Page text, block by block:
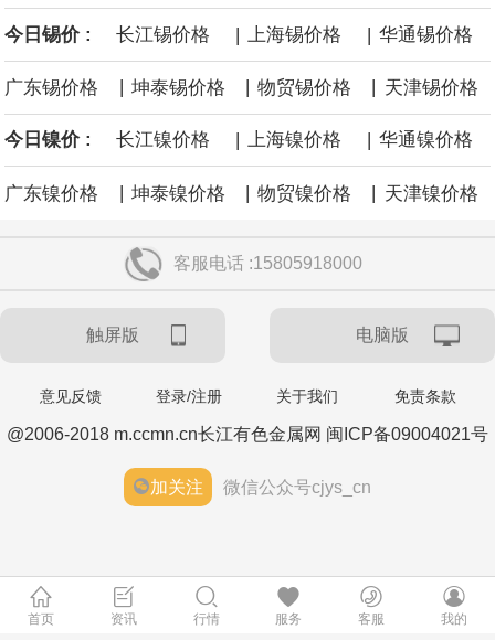
今日锡价 : 长江锡价格 | 上海锡价格 | 华通锡价格
广东锡价格 坤泰锡价格 物贸锡价格 天津锡价格
今日镍价 : 长江镍价格 | 上海镍价格 | 华通镍价格
广东镍价格 | 坤泰镍价格 | 物贸镍价格 | 天津镍价格
客服电话 :15805918000
触屏版 电脑版
意见反馈 登录/注册 关于我们 免责条款
@2006-2018 m.ccmn.cn长江有色金属网 闽ICP备09004021号
加关注 微信公众号cjys_cn
首页 资讯 行情 服务 客服 我的